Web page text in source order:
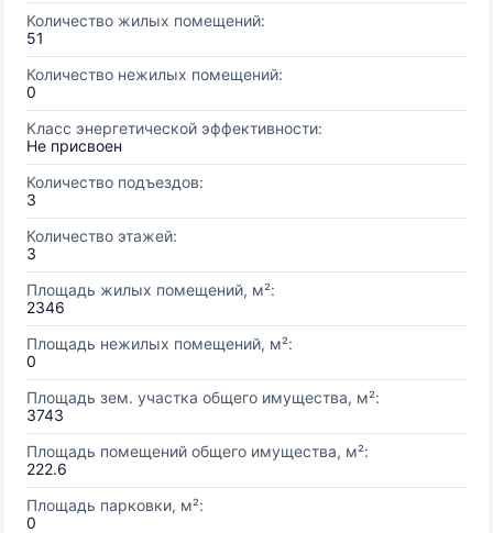
Количество жилых помещений:
51
Количество нежилых помещений:
0
Класс энергетической эффективности:
Не присвоен
Количество подъездов:
3
Количество этажей:
3
Площадь жилых помещений, м²:
2346
Площадь нежилых помещений, м²:
0
Площадь зем. участка общего имущества, м²:
3743
Площадь помещений общего имущества, м²:
222.6
Площадь парковки, м²:
0